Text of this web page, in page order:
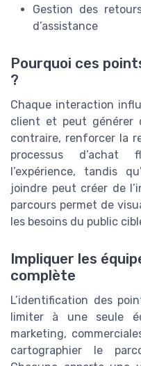
Gestion des
d’assistance
Pourquoi ces
?
Chaque interaction
client et peut générer
contraire, renforcer la
processus
l’expérience, tandis
joindre peut créer de
parcours permet de
les besoins du public
Impliquer les
complète
L’identification des
limiter à une seule
marketing,
cartographier le